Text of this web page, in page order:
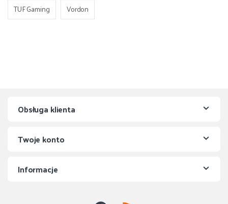
TUF Gaming
Vordon
Obsługa klienta
Twoje konto
Informacje